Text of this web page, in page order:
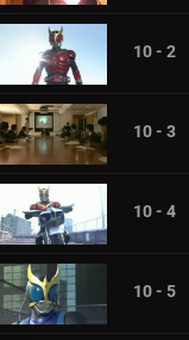
10 - 2
10 - 3
10 - 4
10 - 5